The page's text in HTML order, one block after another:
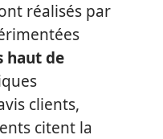
réalisés par
haut de
clients,
citent la